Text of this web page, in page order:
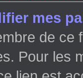
mes
de ce
Pour les